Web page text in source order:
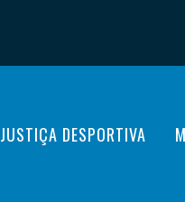
JUSTIÇA DESPORTIVA